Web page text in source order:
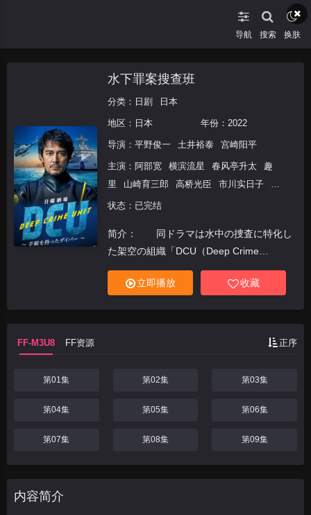
导航 搜索 换肤
水下罪案搜查班
分类： 日剧 日本
地区： 日本 年份： 2022
导演： 平野俊一 土井裕泰 宫崎阳平
主演： 阿部宽 横滨流星 春风亭升太
趣
里
山崎育三郎 高桥光臣 市川实日子
中
村安奈
状态：已完结
简介： 同ドラマは水中の捜査に特化し
た架空の組織「DCU（Deep Crime
Unit）」を舞台にしたオリジナルドラマ。
ドラマの舞台となるのは、海上保安庁に新
立即播放 收藏
FF-M3U8 FF资源 正序
第01集 第02集 第03集
第04集 第05集 第06集
第07集 第08集 第09集
内容简介